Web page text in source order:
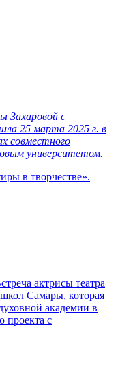
Захаровой с
25 марта 2025 г. в
совместного
университетом.
в творчестве».
актрисы театра
Самары, которая
академии в
проекта с